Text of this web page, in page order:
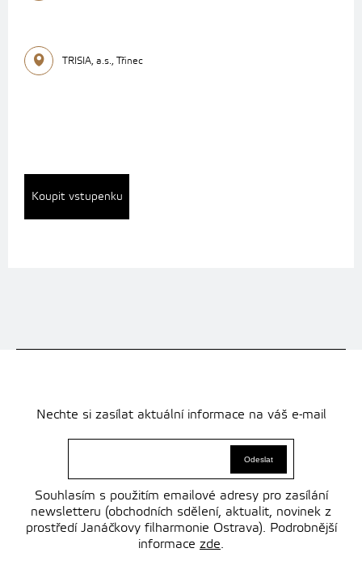
TRISIA, a.s., Třinec
Koupit vstupenku
Nechte si zasílat aktuální informace na váš e-mail
Souhlasím s použitím emailové adresy pro zasílání
newsletteru (obchodních sdělení, aktualit, novinek z
prostředí Janáčkovy filharmonie Ostrava). Podrobnější
informace zde.